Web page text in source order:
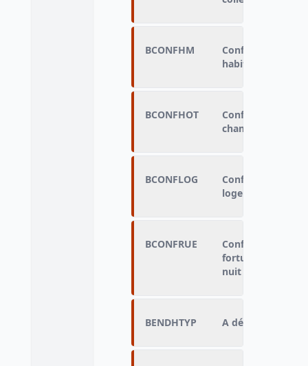
BCONFHM
Confirme avoir
habitation mobile
BCONFHOT
Confirme avoir
chambre d’hôtel
BCONFLOG
Confirme avoir
logement
BCONFRUE
Confirme avoir
fortune/ un lieu
nuit sans
BENDHTYP A déclaré avoir